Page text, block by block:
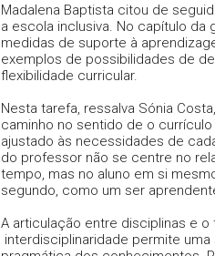
Madalena Baptista citou de
a escola inclusiva. No capítulo da
medidas de suporte à
exemplos de possibilidades de
flexibilidade curricular.
Nesta tarefa, ressalva Sónia
caminho no sentido de o currículo
ajustado às necessidades de
do professor não se centre no
tempo, mas no aluno em si
segundo, como um ser
A articulação entre disciplinas e
interdisciplinaridade permite